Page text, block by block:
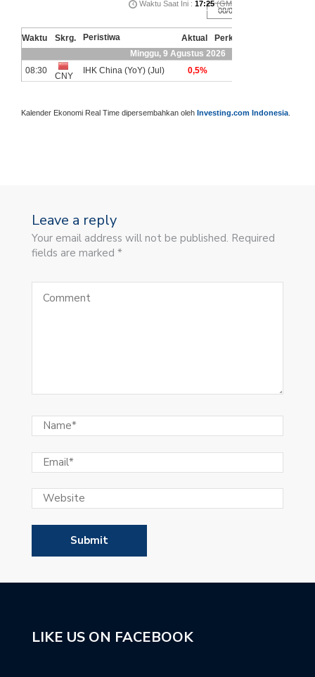
Kalender Ekonomi Real Time dipersembahkan oleh Investing.com Indonesia
Leave a reply
Your email address will not be published. Required
fields are marked *
LIKE US ON FACEBOOK